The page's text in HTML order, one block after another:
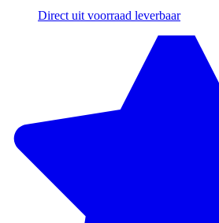
Direct uit voorraad leverbaar